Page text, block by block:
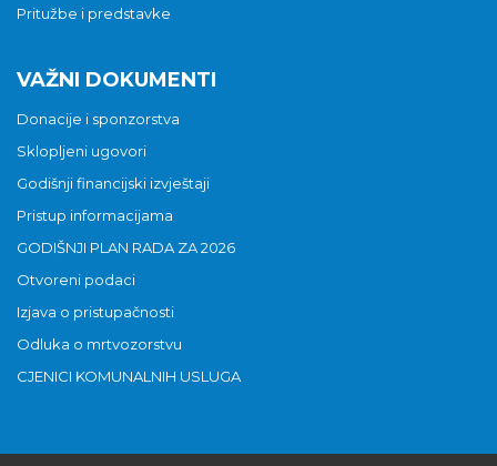
Pritužbe i predstavke
VAŽNI DOKUMENTI
Donacije i sponzorstva
Sklopljeni ugovori
Godišnji financijski izvještaji
Pristup informacijama
GODIŠNJI PLAN RADA ZA 2026
Otvoreni podaci
Izjava o pristupačnosti
Odluka o mrtvozorstvu
CJENICI KOMUNALNIH USLUGA